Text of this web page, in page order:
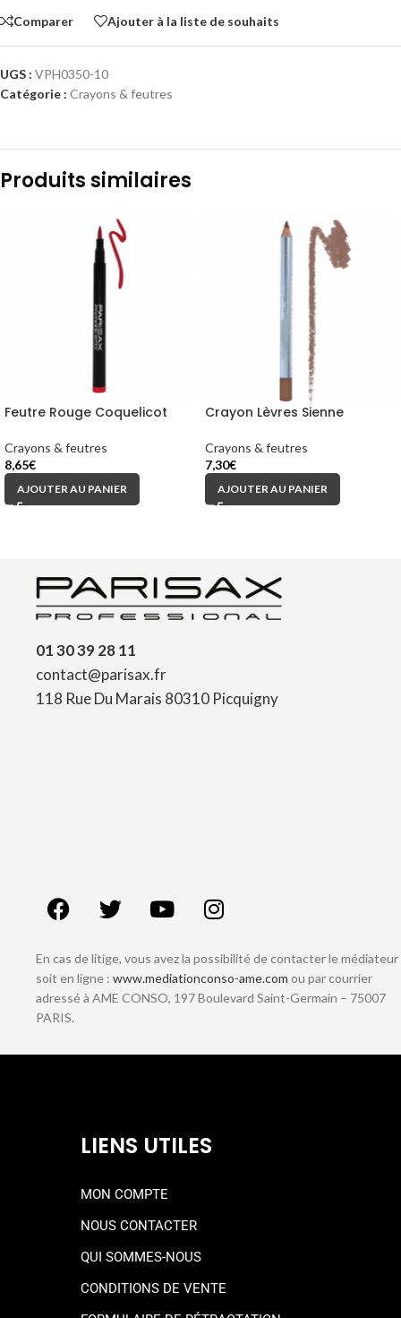
Comparer Ajouter à la liste de souhaits
UGS : VPH0350-10
Catégorie : Crayons & feutres
Produits similaires
Feutre Rouge Coquelicot
Crayons & feutres
8,65€
AJOUTER AU PANIER
Crayon Lèvres Sienne
Crayons & feutres
7,30€
AJOUTER AU PANIER
01 30 39 28 11
contact@parisax.fr
118 Rue Du Marais 80310 Picquigny
En cas de litige, vous avez la possibilité de contacter le médiateur
soit en ligne : www.mediationconso-ame.com ou par courrier
adressé à AME CONSO, 197 Boulevard Saint-Germain – 75007
PARIS.
LIENS UTILES
MON COMPTE
NOUS CONTACTER
QUI SOMMES-NOUS
CONDITIONS DE VENTE